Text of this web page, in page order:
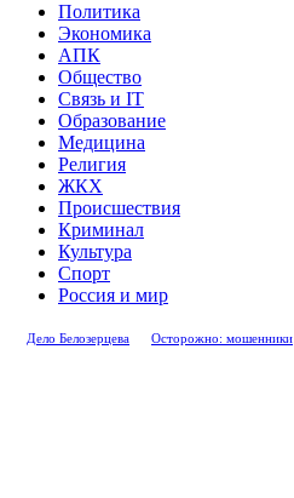
Политика
Экономика
АПК
Общество
Связь и IT
Образование
Медицина
Религия
ЖКХ
Происшествия
Криминал
Культура
Спорт
Россия и мир
Дело Белозерцева Осторожно: мошенники